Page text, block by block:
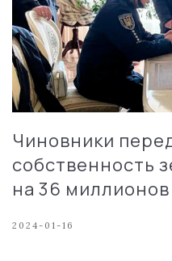
Чиновники
собственность
на 36
2024-01-16